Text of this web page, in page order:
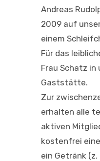
Andreas
2009 auf
einem
Für das
Frau Schatz in
Gaststätte.
Zur
erhalten alle
aktiven
kostenfrei
ein Getränk (z.